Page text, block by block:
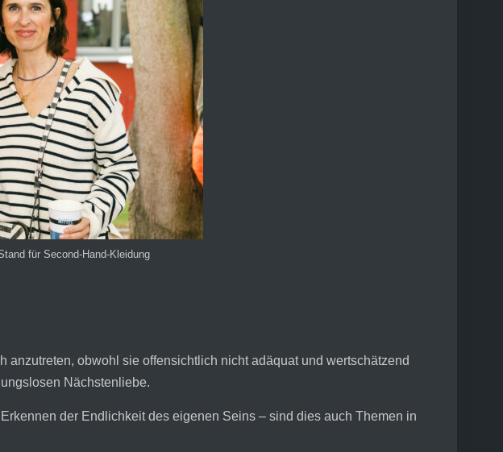
für Second-Hand-Kleidung
obwohl sie offensichtlich nicht adäquat und wertschätzend
Nächstenliebe.
der Endlichkeit des eigenen Seins – sind dies auch Themen in